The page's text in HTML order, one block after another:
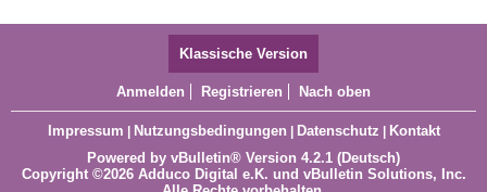
Klassische Version
Anmelden Registrieren Nach oben
Impressum Nutzungsbedingungen Datenschutz
Kontakt
Powered by vBulletin® Version 4.2.1 (Deutsch)
Copyright ©2026 Adduco Digital e.K. und vBulletin Solutions, Inc.